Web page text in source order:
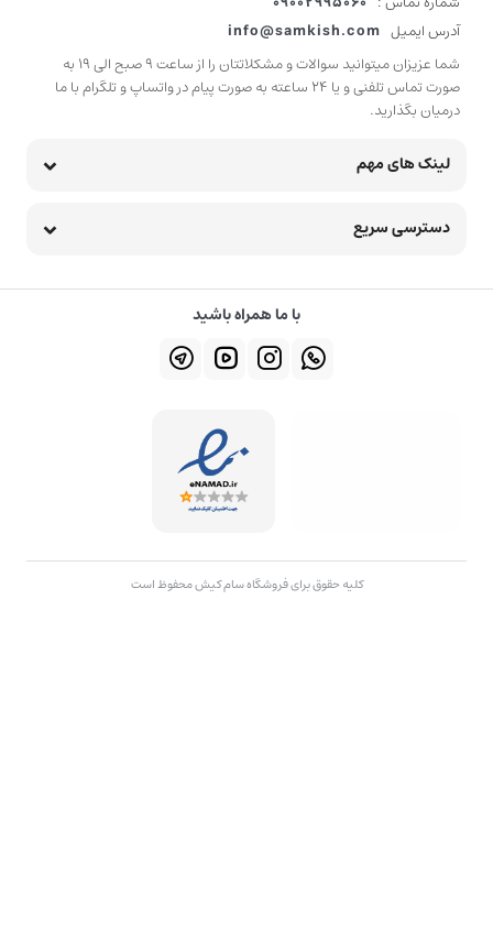
آدرس ایمیل info@samkish.com
صورت تماس تلفنی و یا 24 ساعته به صورت پیام در واتساپ و تلگرام با ما
درمیان بگذارید.
با ما همراه باشید
کلیه حقوق برای فروشگاه سام کیش محفوظ است